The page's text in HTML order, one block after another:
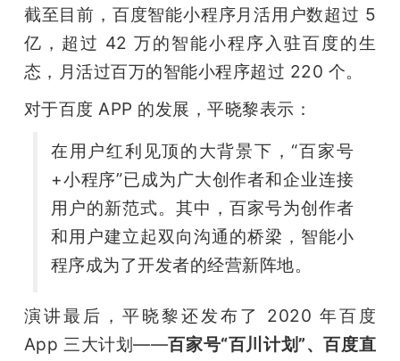
截至目前，百度智能小程序月活用户数超过 5
亿，超过 42 万的智能小程序入驻百度的生
态，月活过百万的智能小程序超过 220 个。
对于百度 APP 的发展，平晓黎表示：
在用户红利见顶的大背景下，“百家号
+小程序”已成为广大创作者和企业连接
用户的新范式。其中，百家号为创作者
和用户建立起双向沟通的桥梁，智能小
程序成为了开发者的经营新阵地。
演讲最后，平晓黎还发布了 2020 年百度
App 三大计划——百家号“百川计划”、百度直